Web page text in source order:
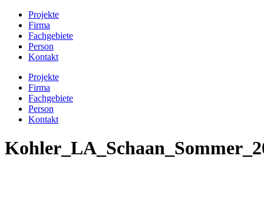
Projekte
Firma
Fachgebiete
Person
Kontakt
Projekte
Firma
Fachgebiete
Person
Kontakt